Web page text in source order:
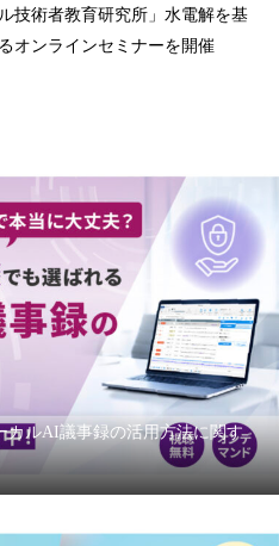
技術者教育研究所」水電解を基
オンラインセミナーを開催
カルAI議事録の活用方法に関す